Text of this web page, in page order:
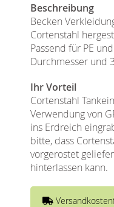
Beschreibung
Becken
Cortenstahl
Passend für PE
Durchmesser und
Ihr Vorteil
Cortenstahl
Verwendung von
ins Erdreich
bitte, dass
vorgerostet
hinterlassen kann.